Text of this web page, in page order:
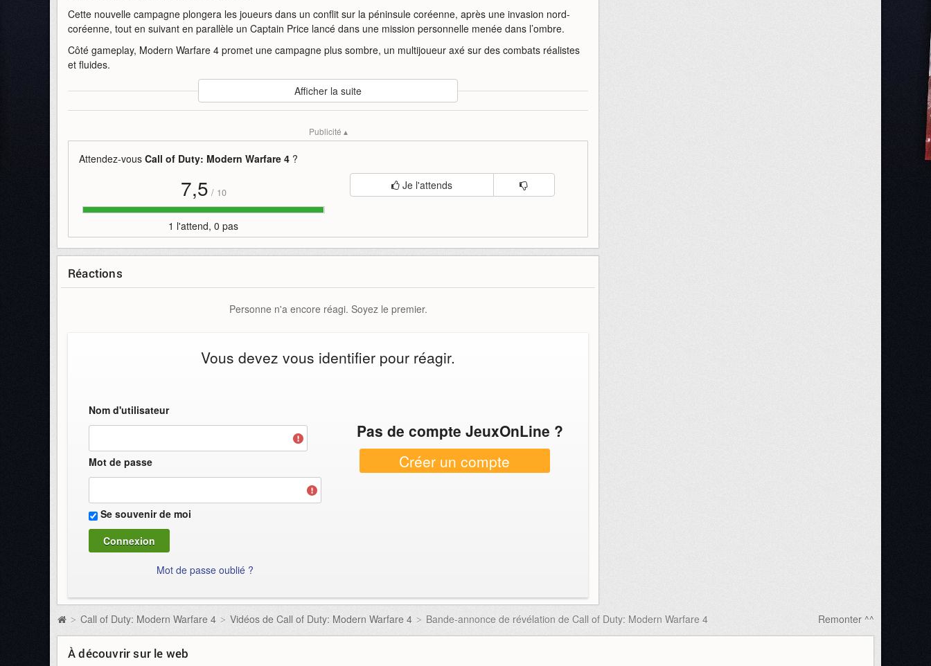
Cette nouvelle campagne plongera les joueurs dans un conflit sur la péninsule coréenne, après une invasion nord-
coréenne, tout en suivant en parallèle un Captain Price lancé dans une mission personnelle menée dans l’ombre.
Côté gameplay, Modern Warfare 4 promet une campagne plus sombre, un multijoueur axé sur des combats réalistes
et fluides.
Afficher la suite
Publicité ▴
Attendez-vous Call of Duty: Modern Warfare 4 ?
7,5 / 10
1 l'attend, 0 pas
Je l'attends
Réactions
Personne n'a encore réagi. Soyez le premier.
Vous devez vous identifier pour réagir.
Nom d'utilisateur
Mot de passe
Se souvenir de moi
Mot de passe oublié ?
Pas de compte JeuxOnLine ?
Créer un compte
Remonter ^^
> Call of Duty: Modern Warfare 4 > Vidéos de Call of Duty: Modern Warfare 4 > Bande-annonce de révélation de Call of Duty: Modern Warfare 4
À découvrir sur le web